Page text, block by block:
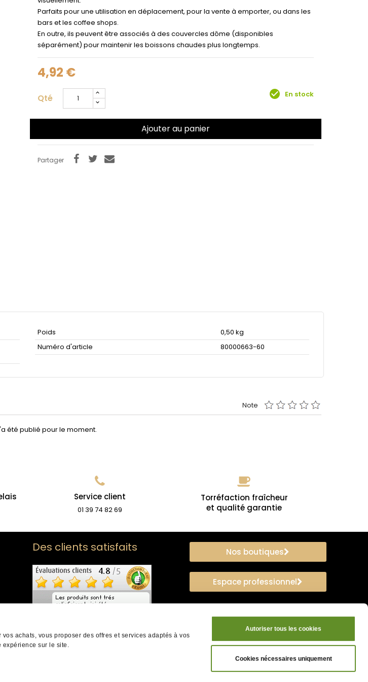
achats, vous proposer des offres et services adaptés à vos
sur le site.
Autoriser tous les cookies
Cookies nécessaires uniquement
Parfaits pour une utilisation en déplacement, pour la vente à emporter, ou dans les
bars et les coffee shops.
En outre, ils peuvent être associés à des couvercles dôme (disponibles
séparément) pour maintenir les boissons chaudes plus longtemps.
4,92 €
Qté check_circle En stock
Ajouter au panier
Partager
Poids
0,50 kg
Numéro d'article
80000663-60
Note
été publié pour le moment.
Service client
01 39 74 82 69
Torréfaction fraîcheur
et qualité garantie
Des clients satisfaits Nos boutiques
Espace professionnel